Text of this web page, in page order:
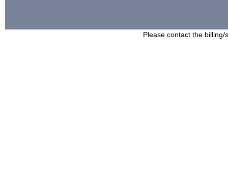
Please contact the